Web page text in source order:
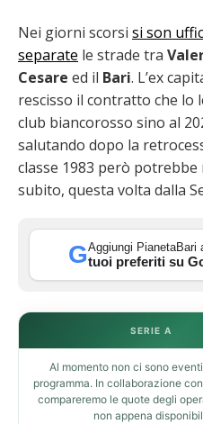
Nei giorni scorsi si son
separate le strade tra
Cesare ed il Bari. L’ex
rescisso il contratto che lo
club biancorosso sino al
salutando dopo la
classe 1983 però
subito, questa volta dalla
GAggiungi PianetaBari
tuoi preferiti su
SERIE A
Al momento non ci sono
programma. In collaborazione con
compareremo le quote degli
non appena